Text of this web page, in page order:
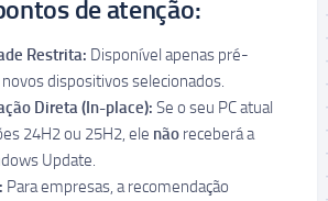
de atenção:
Restrita: Disponível apenas pré-
dispositivos selecionados.
Direta (In-place): Se o seu PC atual
24H2 ou 25H2, ele não receberá a
Update.
Para empresas, a recomendação